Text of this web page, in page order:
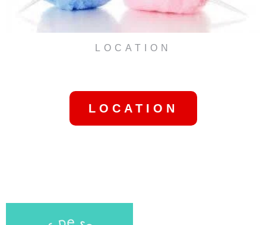
LOCATION
LOCATION